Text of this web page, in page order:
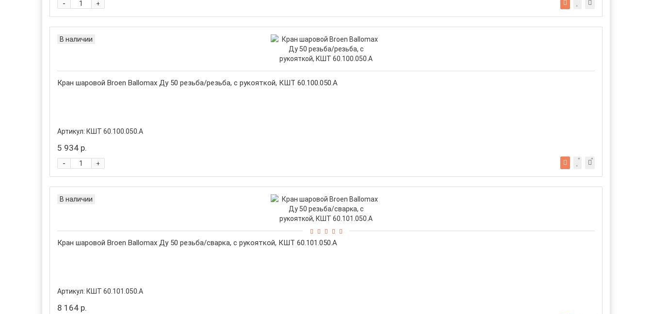
+
-
В наличии
Кран шаровой Broen Ballomax Ду 50 резьба/резьба, с рукояткой, КШТ 60.100.050.А
Артикул: КШТ 60.100.050.А
5 934 р.
+
-
В наличии
Кран шаровой Broen Ballomax Ду 50 резьба/сварка, с рукояткой, КШТ 60.101.050.А
Артикул: КШТ 60.101.050.А
8 164 р.